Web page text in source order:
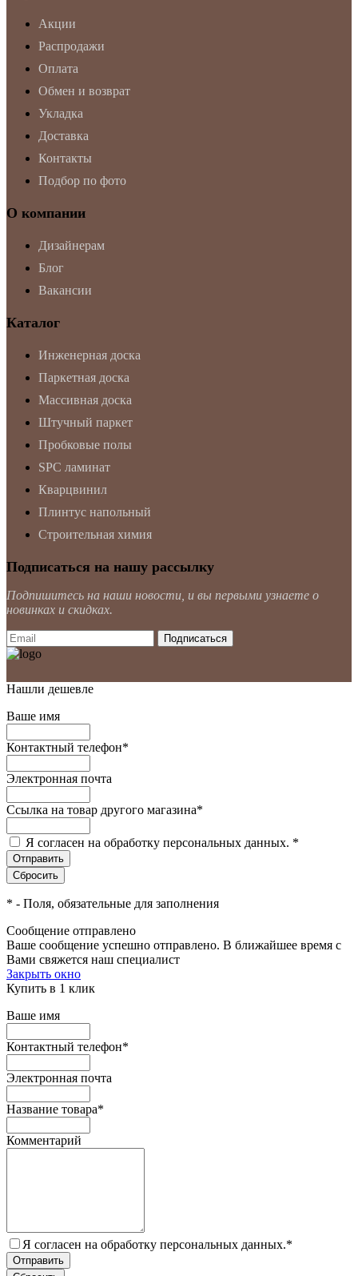
Акции
Распродажи
Оплата
Обмен и возврат
Укладка
Доставка
Контакты
Подбор по фото
О компании
Дизайнерам
Блог
Вакансии
Каталог
Инженерная доска
Паркетная доска
Массивная доска
Штучный паркет
Пробковые полы
SPC ламинат
Кварцвинил
Плинтус напольный
Строительная химия
Подписаться на нашу рассылку
Подпишитесь на наши новости, и вы первыми узнаете о
новинках и скидках.
Нашли дешевле
Ваше имя
Контактный телефон*
Электронная почта
Ссылка на товар другого магазина*
Я согласен на обработку персональных данных. *
* - Поля, обязательные для заполнения
Сообщение отправлено
Ваше сообщение успешно отправлено. В ближайшее время с
Вами свяжется наш специалист
Закрыть окно
Купить в 1 клик
Ваше имя
Контактный телефон*
Электронная почта
Название товара*
Комментарий
Я согласен на обработку персональных данных.*